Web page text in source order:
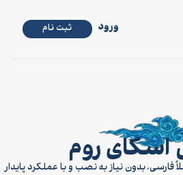
ورود ثبت نام
اسکای روم
فارسی، بدون نیاز به نصب و با عملکرد پایدار